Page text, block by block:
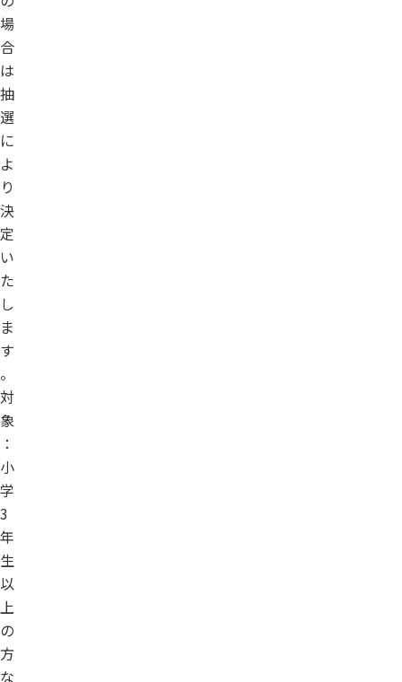
場
合
は
抽
選
に
よ
り
決
定
い
た
し
ま
す
。
対
象
：
小
学
3
年
生
以
上
の
方
な